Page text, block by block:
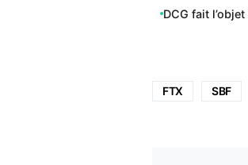
DCG fait
FTX SBF